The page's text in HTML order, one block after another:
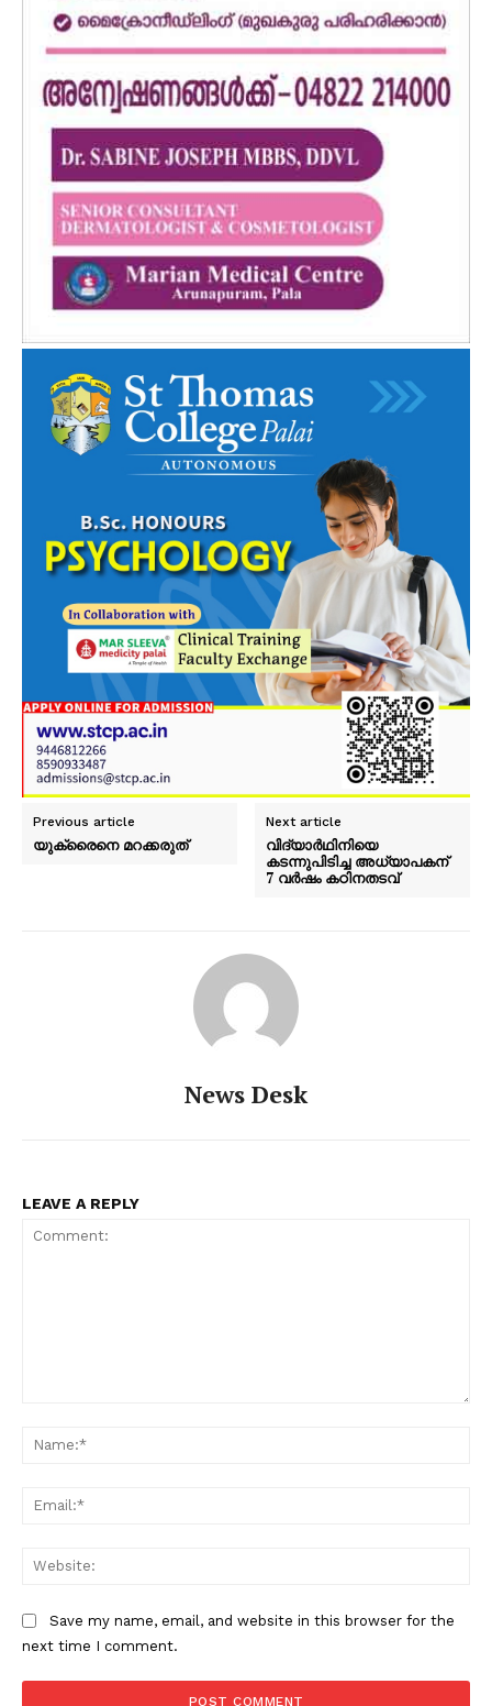
Previous article
യുക്രൈനെ മറക്കരുത്
Next article
വിദ്യാർഥിനിയെ
കടന്നുപിടിച്ച അധ്യാപകന്
7 വർഷം കഠിനതടവ്
News Desk
LEAVE A REPLY
Save my name, email, and website in this browser for the
next time I comment.